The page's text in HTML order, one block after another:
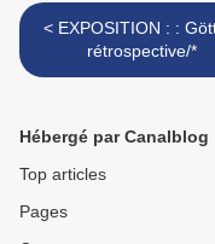
< EXPOSITION : : Götting
rétrospective/*
Hébergé par Canalblog
Top articles
Pages